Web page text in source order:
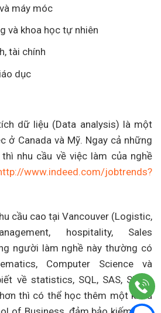
máy móc
và khoa học tự nhiên
tài chính
dục
dữ liệu (Data analysis) là một
ở Canada và Mỹ. Ngay cả những
nhu cầu về việc làm của nghề
www.indeed.com/jobtrends?
cầu cao tại Vancouver (Logistic,
hospitality, Sales
người làm nghề này thường có
Computer Science và
về statistics, SQL, SAS, SPSS.
thì có thể học thêm một khóa